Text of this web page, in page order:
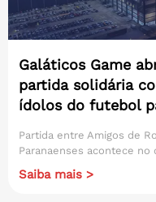
Galáticos Game
partida solidária
ídolos do futebol
Partida entre Amigos de
Paranaenses acontece no
Saiba mais >